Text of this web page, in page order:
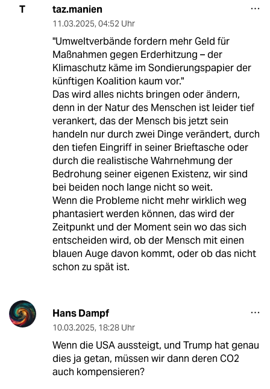
T taz.manien
11.03.2025, 04:52 Uhr
"Umweltverbände fordern mehr Geld für
Maßnahmen gegen Erderhitzung – der
Klimaschutz käme im Sondierungspapier der
künftigen Koalition kaum vor."
Das wird alles nichts bringen oder ändern,
denn in der Natur des Menschen ist leider tief
verankert, das der Mensch bis jetzt sein
handeln nur durch zwei Dinge verändert, durch
den tiefen Eingriff in seiner Brieftasche oder
durch die realistische Wahrnehmung der
Bedrohung seiner eigenen Existenz, wir sind
bei beiden noch lange nicht so weit.
Wenn die Probleme nicht mehr wirklich weg
phantasiert werden können, das wird der
Zeitpunkt und der Moment sein wo das sich
entscheiden wird, ob der Mensch mit einen
blauen Auge davon kommt, oder ob das nicht
schon zu spät ist.
Hans Dampf
10.03.2025, 18:28 Uhr
Wenn die USA aussteigt, und Trump hat genau
dies ja getan, müssen wir dann deren CO2
auch kompensieren?